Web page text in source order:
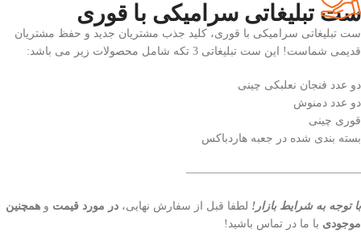
ست تبلیغاتی سرامیکی با قوری
ست تبلیغاتی سرامیکی با قوری، کلید جذب مشتریان جدید و حفظ مشتریان
قدیمی شماست! این ست تبلیغاتی 3 تکه شامل محصولات زیر می باشد:
دو عدد فنجان نعلبکی چینی
دو عدد دمنوش
قوری چینی
بسته بندی شده در جعبه هاردباکس
———————————————–
با توجه به شرایط بازار! لطفا قبل از سفارش نهایی، در مورد قیمت و همچنین
موجودی با ما در تماس باشید!